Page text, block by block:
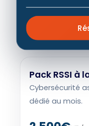
Pack RSSI à
Cybersécurité
dédié au mois.